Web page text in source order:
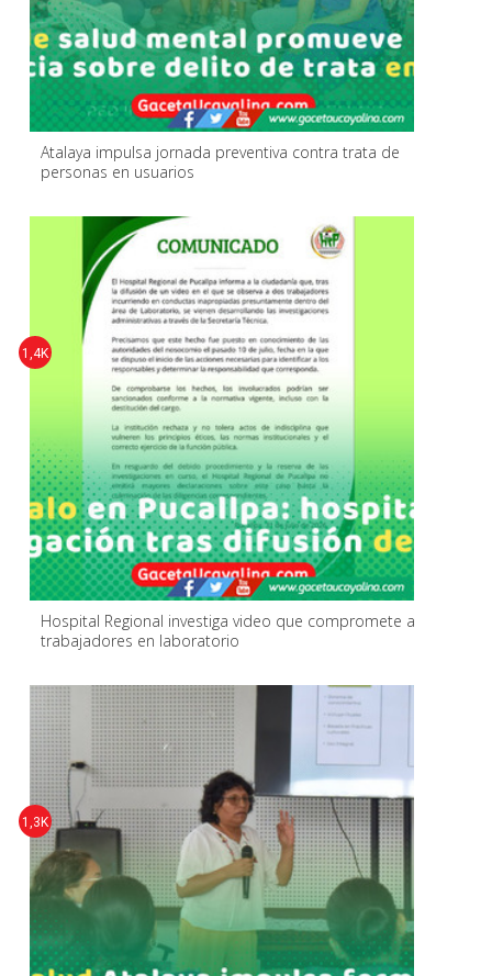
Atalaya impulsa jornada preventiva contra trata de
personas en usuarios
Hospital Regional investiga video que compromete a
trabajadores en laboratorio
1,4K
1,3K